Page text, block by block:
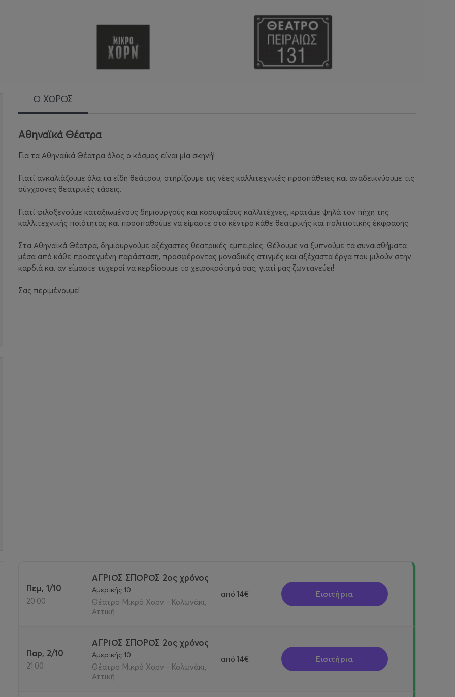
Ο ΧΩΡΟΣ
Αθηναϊκά Θέατρα
Για τα Αθηναϊκά Θέατρα όλος ο κόσμος είναι μία σκηνή!
Γιατί αγκαλιάζουμε όλα τα είδη θεάτρου, στηρίζουμε τις νέες καλλιτεχνικές προσπάθειες και αναδεικνύουμε τις
σύγχρονες θεατρικές τάσεις.
Γιατί φιλοξενούμε καταξιωμένους δημιουργούς και κορυφαίους καλλιτέχνες, κρατάμε ψηλά τον πήχη της
καλλιτεχνικής ποιότητας και προσπαθούμε να είμαστε στο κέντρο κάθε θεατρικής και πολιτιστικής έκφρασης.
Στα Αθηναϊκά Θέατρα, δημιουργούμε αξέχαστες θεατρικές εμπειρίες. Θέλουμε να ξυπνούμε τα συναισθήματα
μέσα από κάθε προσεγμένη παράσταση, προσφέροντας μοναδικές στιγμές και αξέχαστα έργα που μιλούν στην
καρδιά και αν είμαστε τυχεροί να κερδίσουμε το χειροκρότημά σας, γιατί μας ζωντανεύει!
Σας περιμένουμε!
Πεμ, 1/10
20:00
ΑΓΡΙΟΣ ΣΠΟΡΟΣ 2ος χρόνος
Αμερικής 10
Θέατρο Μικρό Χορν - Κολωνάκι,
Αττική
από 14€ Εισιτήρια
Παρ, 2/10
21:00
ΑΓΡΙΟΣ ΣΠΟΡΟΣ 2ος χρόνος
Αμερικής 10
Θέατρο Μικρό Χορν - Κολωνάκι,
Αττική
από 14€ Εισιτήρια